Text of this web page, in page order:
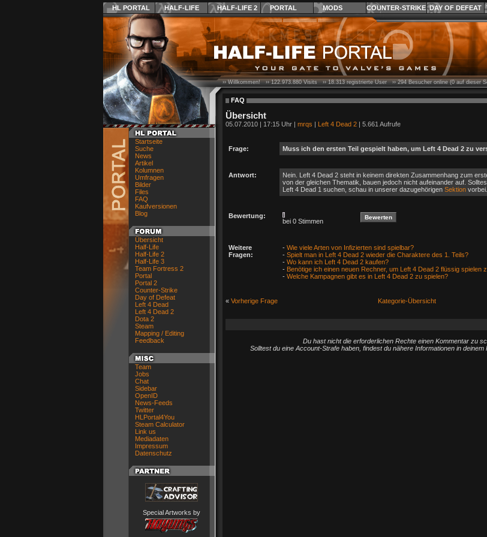
HL PORTAL HALF-LIFE HALF-LIFE 2 PORTAL MODS COUNTER-STRIKE DAY OF DEFEAT
Startseite
Suche
News
Artikel
Kolumnen
Umfragen
Bilder
Files
FAQ
Kaufversionen
Blog
Übersicht
Half-Life
Half-Life 2
Half-Life 3
Team Fortress 2
Portal
Portal 2
Counter-Strike
Day of Defeat
Left 4 Dead
Left 4 Dead 2
Dota 2
Steam
Mapping / Editing
Feedback
Team
Jobs
Chat
Sidebar
OpenID
News-Feeds
Twitter
HLPortal4You
Steam Calculator
Link us
Mediadaten
Impressum
Datenschutz
Special Artworks by
›› Willkommen! ››122.973.880Visits ››18.313registrierte User ››294Besucher online (0 auf dieser
FAQ
Übersicht
05.07.2010 | 17:15 Uhr | mrqs | Left 4 Dead 2| 5.661 Aufrufe
Frage: Muss ich den ersten Teil gespielt haben, um Left 4 Dead 2 zu
Antwort:
Nein. Left 4 Dead 2 steht in keinem direkten Zusammenhang zum
von der gleichen Thematik, bauen jedoch nicht aufeinander auf.
Left 4 Dead 1 suchen, schau in unserer dazugehörigen Sektionvorbei.
Bewertung:
bei 0 Stimmen
Weitere
Fragen:
- Wie viele Arten von Infizierten sind spielbar?
- Spielt man in Left 4 Dead 2 wieder die Charaktere des 1. Teils?
- Wo kann ich Left 4 Dead 2 kaufen?
- Benötige ich einen neuen Rechner, um Left 4 Dead 2 flüssig spielen
- Welche Kampagnen gibt es in Left 4 Dead 2 zu spielen?
« Vorherige Frage Kategorie-Übersicht
Du hast nicht die erforderlichen Rechte einen Kommentar zu
Solltest du eine Account-Strafe haben, findest du nähere Informationen in deinem